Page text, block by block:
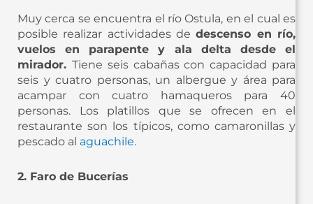
Muy cerca se encuentra el río Ostula, en el cual es
posible realizar actividades dedescenso en río,
vuelos en parapente y ala delta desde el
mirador. Tiene seis cabañas con capacidad para
seis y cuatro personas, un albergue y área para
acampar con cuatro hamaqueros para 40
personas. Los platillos que se ofrecen en el
restaurante son los típicos, como camaronillas y
pescado al aguachile.
2. Faro de Bucerías